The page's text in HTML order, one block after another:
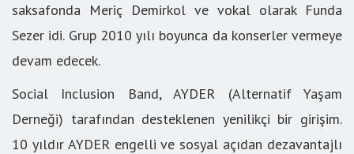
saksafonda Meriç Demirkol ve vokal olarak Funda
Sezer idi. Grup 2010 yılı boyunca da konserler vermeye
devam edecek.
Social Inclusion Band, AYDER (Alternatif Yaşam
Derneği) tarafından desteklenen yenilikçi bir girişim.
10 yıldır AYDER engelli ve sosyal açıdan dezavantajlı